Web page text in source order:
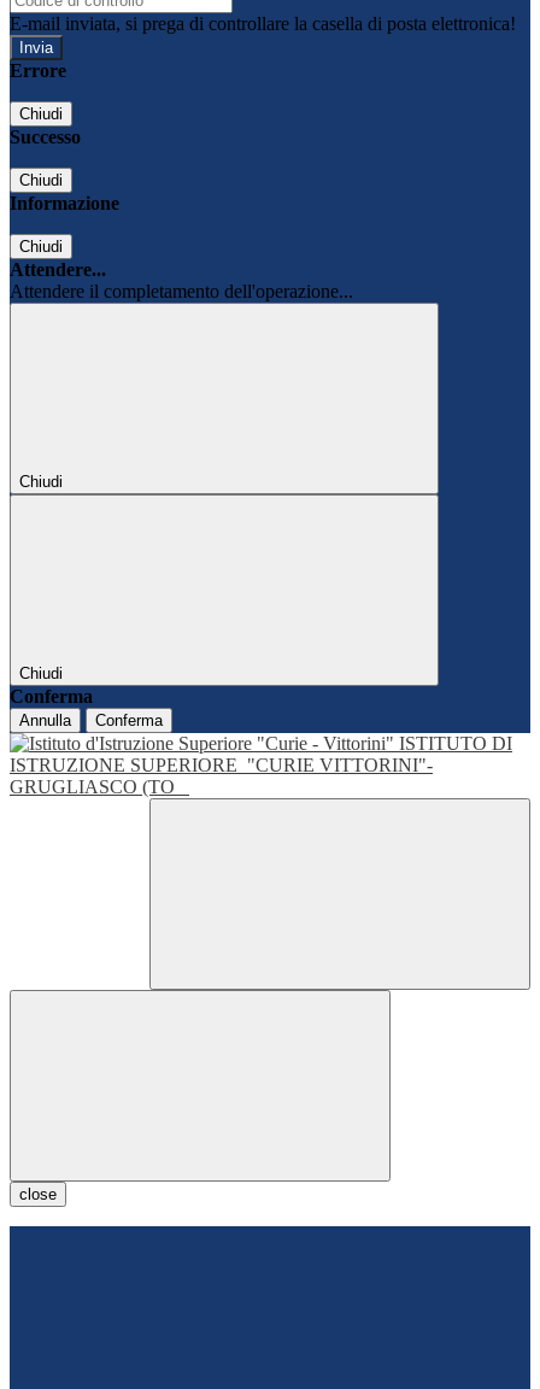
E-mail inviata, si prega di controllare la casella di posta elettronica!
Errore
Chiudi
Successo
Chiudi
Informazione
Chiudi
Attendere...
Attendere il completamento dell'operazione...
Chiudi
Chiudi
Conferma
Annulla Conferma
ISTITUTO DI
ISTRUZIONE SUPERIORE "CURIE VITTORINI"-
GRUGLIASCO (TO
close